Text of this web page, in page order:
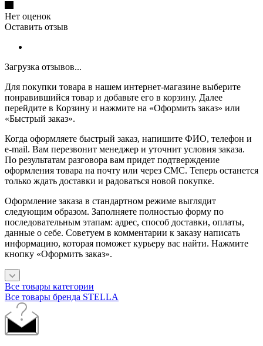
Нет оценок
Оставить отзыв
Загрузка отзывов...
Для покупки товара в нашем интернет-магазине выберите
понравившийся товар и добавьте его в корзину. Далее
перейдите в Корзину и нажмите на «Оформить заказ» или
«Быстрый заказ».
Когда оформляете быстрый заказ, напишите ФИО, телефон и
e-mail. Вам перезвонит менеджер и уточнит условия заказа.
По результатам разговора вам придет подтверждение
оформления товара на почту или через СМС. Теперь останется
только ждать доставки и радоваться новой покупке.
Оформление заказа в стандартном режиме выглядит
следующим образом. Заполняете полностью форму по
последовательным этапам: адрес, способ доставки, оплаты,
данные о себе. Советуем в комментарии к заказу написать
информацию, которая поможет курьеру вас найти. Нажмите
кнопку «Оформить заказ».
Все товары категории
Все товары бренда STELLA